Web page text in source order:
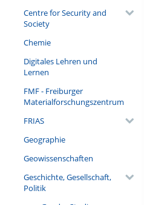
Centre for Security and
Society
Chemie
Digitales Lehren und
Lernen
FMF - Freiburger
Materialforschungszentrum
FRIAS
Geographie
Geowissenschaften
Geschichte, Gesellschaft,
Politik